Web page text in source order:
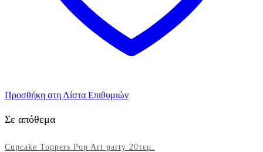
Προσθήκη στη Λίστα Επιθυμιών
Σε απόθεμα
Cupcake Toppers Pop Art party 20τεμ.